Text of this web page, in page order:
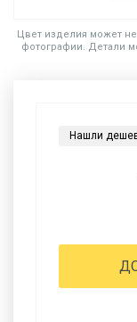
Цвет изделия может
фотографии. Детали
Нашли